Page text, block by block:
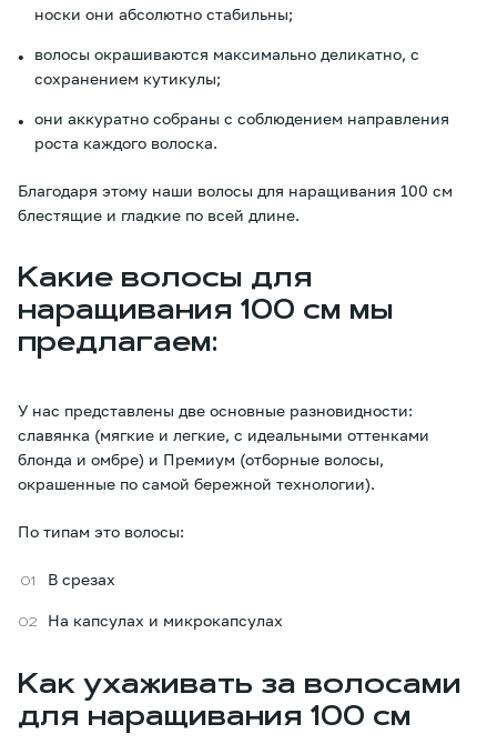
носки они абсолютно стабильны;
волосы окрашиваются максимально деликатно, с
сохранением кутикулы;
они аккуратно собраны с соблюдением направления
роста каждого волоска.
Благодаря этому наши волосы для наращивания 100 см
блестящие и гладкие по всей длине.
Какие волосы для
наращивания 100 см мы
предлагаем:
У нас представлены две основные разновидности:
славянка (мягкие и легкие, с идеальными оттенками
блонда и омбре) и Премиум (отборные волосы,
окрашенные по самой бережной технологии).
По типам это волосы:
В срезах
На капсулах и микрокапсулах
Как ухаживать за волосами
для наращивания 100 см